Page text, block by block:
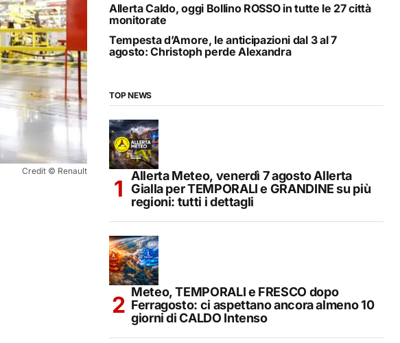
Credit © Renault
Allerta Caldo, oggi Bollino ROSSO in tutte le 27 città
monitorate
Tempesta d’Amore, le anticipazioni dal 3 al 7
agosto: Christoph perde Alexandra
TOP NEWS
Allerta Meteo, venerdì 7 agosto Allerta
Gialla per TEMPORALI e GRANDINE su più
regioni: tutti i dettagli
Meteo, TEMPORALI e FRESCO dopo
Ferragosto: ci aspettano ancora almeno 10
giorni di CALDO Intenso